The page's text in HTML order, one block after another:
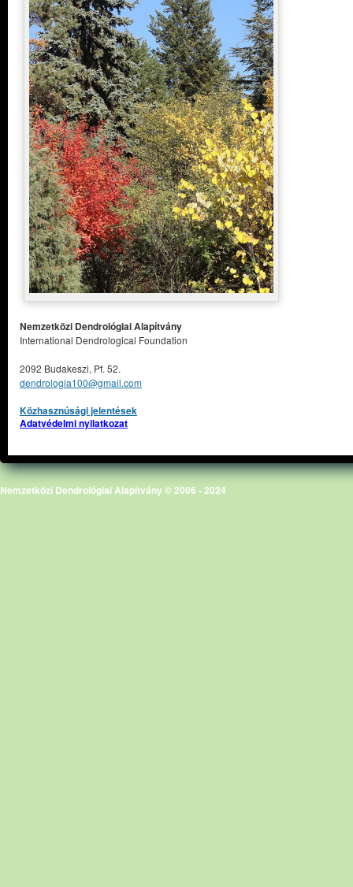
Nemzetközi Dendrológiai Alapítvány
International Dendrological Foundation
2092 Budakeszi, Pf. 52.
dendrologia100@gmail.com
Közhasznúsági jelentések
Adatvédelmi nyilatkozat
Nemzetközi Dendrológiai Alapítvány © 2006 - 2024